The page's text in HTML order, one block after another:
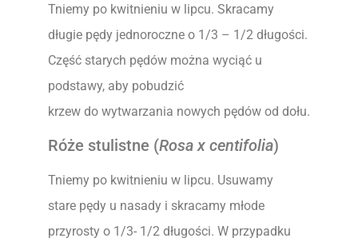
Tniemy po kwitnieniu w lipcu. Skracamy
długie pędy jednoroczne o 1/3 – 1/2 długości.
Część starych pędów można wyciąć u
podstawy, aby pobudzić
krzew do wytwarzania nowych pędów od dołu.
Róże stulistne (Rosa x centifolia)
Tniemy po kwitnieniu w lipcu. Usuwamy
stare pędy u nasady i skracamy młode
przyrosty o 1/3- 1/2 długości. W przypadku